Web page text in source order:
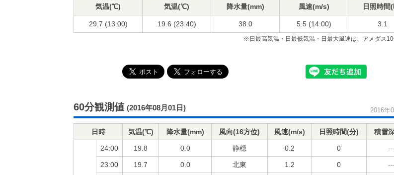
気温(℃)
気温(℃)
降水量(mm)
風速(m/s)
日照時間
29.7 (13:00) 19.6 (23:40) 38.0 5.5 (14:00) 3.1
※日最高気温・日最低気温・日最大風速は、アメダス
60分観測値 (2016年08月01日) 2016年
日時 気温(℃) 降水量(mm) 風向(16方位) 風速(m/s) 日照時間(分) 積雪
24:00 19.8 0.0 静穏 0.2 0
23:00 19.7 0.0 北東 1.2 0